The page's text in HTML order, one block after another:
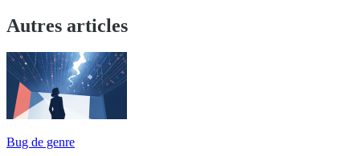
Autres articles
Bug de genre